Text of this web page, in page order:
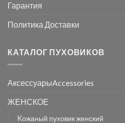
Гарантия
Политика Доставки
КАТАЛОГ ПУХОВИКОВ
АксессуарыAccessories
ЖЕНСКОЕ
Kожаный пуховик женский